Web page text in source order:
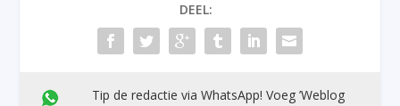
DEEL:
Tip de redactie via WhatsApp! Voeg ’Weblog